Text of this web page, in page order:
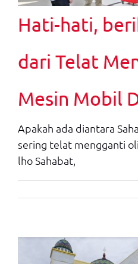
Hati-hati,
dari Telat
Mesin Mobil
Apakah ada diantara
sering telat mengganti
lho Sahabat,